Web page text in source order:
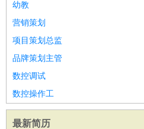
幼教
营销策划
项目策划总监
品牌策划主管
数控调试
数控操作工
最新简历